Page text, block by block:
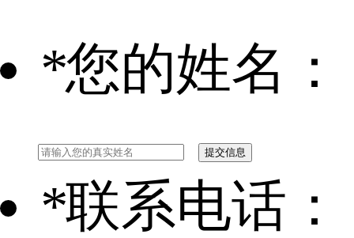
*您的姓名：
*联系电话：